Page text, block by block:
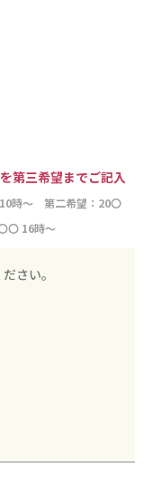
第三希望までご記入
時〜 第二希望：20〇
〇 16時〜